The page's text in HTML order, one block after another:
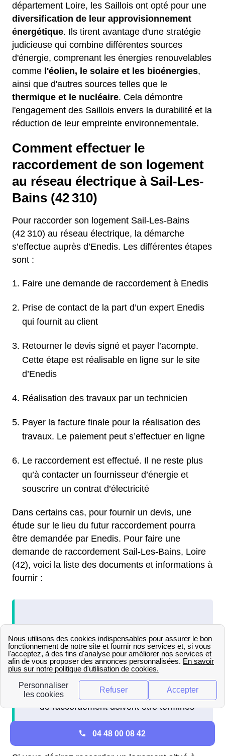
département Loire, les Saillois ont opté pour une
diversification de leur approvisionnement
énergétique. Ils tirent avantage d'une stratégie
judicieuse qui combine différentes sources
d'énergie, comprenant les énergies renouvelables
comme l'éolien, le solaire et les bioénergies,
ainsi que d'autres sources telles que le
thermique et le nucléaire. Cela démontre
l'engagement des Saillois envers la durabilité et la
réduction de leur empreinte environnementale.
Comment effectuer le
raccordement de son logement
au réseau électrique à Sail-Les-
Bains (42 310)
Pour raccorder son logement Sail-Les-Bains
(42 310) au réseau électrique, la démarche
s’effectue auprès d’Enedis. Les différentes étapes
sont :
Faire une demande de raccordement à Enedis
Prise de contact de la part d’un expert Enedis
qui fournit au client
Retourner le devis signé et payer l’acompte.
Cette étape est réalisable en ligne sur le site
d’Enedis
Réalisation des travaux par un technicien
Payer la facture finale pour la réalisation des
travaux. Le paiement peut s’effectuer en ligne
Le raccordement est effectué. Il ne reste plus
qu’à contacter un fournisseur d’énergie et
souscrire un contrat d’électricité
Dans certains cas, pour fournir un devis, une
étude sur le lieu du futur raccordement pourra
être demandée par Enedis. Pour faire une
demande de raccordement Sail-Les-Bains, Loire
(42), voici la liste des documents et informations à
fournir :
04 48 00 08 42